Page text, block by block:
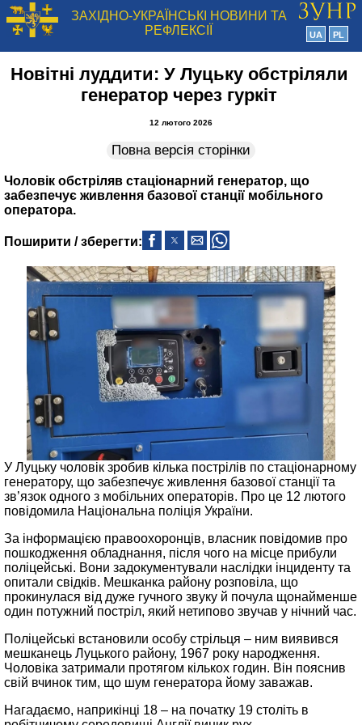
ЗАХІДНО-УКРАЇНСЬКІ НОВИНИ ТА
РЕФЛЕКСІЇ
UA PL
Новітні луддити: У Луцьку обстріляли
генератор через гуркіт
12 лютого 2026
Повна версія сторінки
Чоловік обстріляв стаціонарний генератор, що
забезпечує живлення базової станції мобільного
оператора.
Поширити / зберегти:
У Луцьку чоловік зробив кілька пострілів по стаціонарному
генератору, що забезпечує живлення базової станції та
зв’язок одного з мобільних операторів. Про це 12 лютого
повідомила Національна поліція України.
За інформацією правоохоронців, власник повідомив про
пошкодження обладнання, після чого на місце прибули
поліцейські. Вони задокументували наслідки інциденту та
опитали свідків. Мешканка району розповіла, що
прокинулася від дуже гучного звуку й почула щонайменше
один потужний постріл, який нетипово звучав у нічний час.
Поліцейські встановили особу стрільця – ним виявився
мешканець Луцького району, 1967 року народження.
Чоловіка затримали протягом кількох годин. Він пояснив
свій вчинок тим, що шум генератора йому заважав.
Нагадаємо, наприкінці 18 – на початку 19 століть в